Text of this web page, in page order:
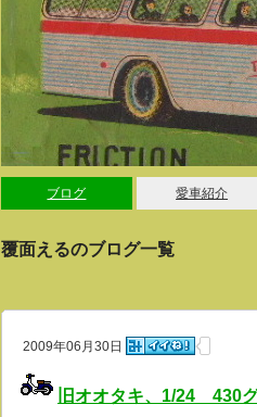
ブログ 愛車紹介
覆面えるのブログ一覧
2009年06月30日
旧オオタキ、1/24 430